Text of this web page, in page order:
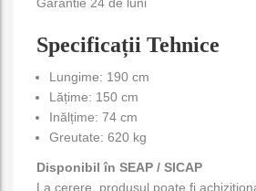
Specificații Tehnice
Lungime: 190 cm
Lățime: 150 cm
Inălțime: 74 cm
Greutate: 620 kg
Disponibil în SEAP / SICAP
La cerere, produsul poate fi